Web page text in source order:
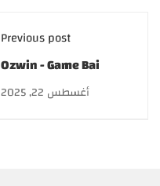
Previous post
Ozwin - Game Bai
Online أغسطس 22, 2025